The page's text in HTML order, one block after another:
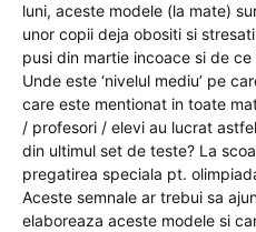
luni, aceste modele (la mate)
unor copii deja obositi si
pusi din martie incoace si de
Unde este ‘nivelul mediu’ pe
care este mentionat in toate
/ profesori / elevi au lucrat
din ultimul set de teste? La
pregatirea speciala pt.
Aceste semnale ar trebui sa
elaboreaza aceste modele si